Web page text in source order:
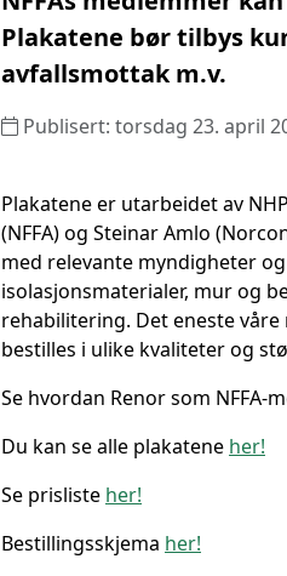
Plakatene bør tilbys
avfallsmottak m.v.
Publisert: torsdag 23. april
Plakatene er utarbeidet av
(NFFA) og Steinar Amlo
med relevante myndigheter
isolasjonsmaterialer, mur og
rehabilitering. Det eneste
bestilles i ulike kvaliteter og
Se hvordan Renor som
Du kan se alle plakatene her!
Se prisliste her!
Bestillingsskjema her!